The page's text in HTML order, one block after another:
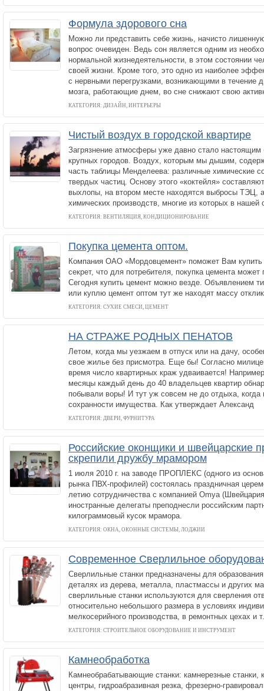
Формула здорового сна
Можно ли представить себе жизнь, начисто
вопрос очевиден. Ведь сон является одним из
нормальной жизнедеятельности, в этом состоянии
своей жизни. Кроме того, это одно из наиболее
с нервными перегрузками, возникающими в течение
мозга, работающие днем, во сне снижают свою
КАТЕГОРИЯ: ДИЗАЙН, ИНТЕРЬЕРЫ
Чистый воздух в городской квартире
Загрязнение атмосферы уже давно стало
крупных городов. Воздух, которым мы дышим,
часть таблицы Менделеева: различные химические
твердых частиц. Основу этого «коктейля»
выхлопы, на втором месте находятся выбросы ТЭЦ,
химических производств, многие из которых в нашей
КАТЕГОРИЯ: ВЕНТИЛЯЦИЯ, КОНДИЦИОНИРОВАНИЕ
Покупка цемента оптом.
Компания ОАО «Мордовцемент» поможет Вам
секрет, что для потребителя, покупка цемента может
Сегодня купить цемент можно везде. Объявлением
или куплю цемент оптом тут же находят массу
КАТЕГОРИЯ: СУХИЕ СМЕСИ, ЦЕМЕНТ
НА СТРАЖЕ РОДНЫХ ПЕНАТОВ
Летом, когда мы уезжаем в отпуск или на дачу,
свое жилье без присмотра. Еще бы! Согласно
время число квартирных краж удваивается!
месяцы каждый день до 40 владельцев квартир
побывали воры! И тут уж совсем не до отдыха, когда
сохранности имущества. Как утверждает Александ
КАТЕГОРИЯ: ДВЕРИ, ФУРНИТУРА
Российские оконщики и швейцарские
скрепили дружбу мрамором
1 июля 2010 г. на заводе ПРОПЛЕКС (одного из
рынка ПВХ-профилей) состоялась праздничная
летию сотрудничества с компанией Omya
иностранные делегаты преподнесли российским
килограммовый кусок мрамора.
КАТЕГОРИЯ: ОКНА, ОКОННЫЕ СИСТЕМЫ, ЛОДЖИИ
Современное Сверлильное
Сверлильные станки предназначены для
деталях из дерева, металла, пластмассы и других
сверлильные станки используются для сверления
относительно небольшого размера в условиях
мелкосерийного производства, в ремонтных цехах и
КАТЕГОРИЯ: СТРОИТЕЛЬНОЕ ОБОРУДОВАНИЕ И ИНСТРУМЕНТ
Камнеобработка
Камнеобрабатывающие станки: камнерезные
центры, гидроабразивная резка, фрезерно-